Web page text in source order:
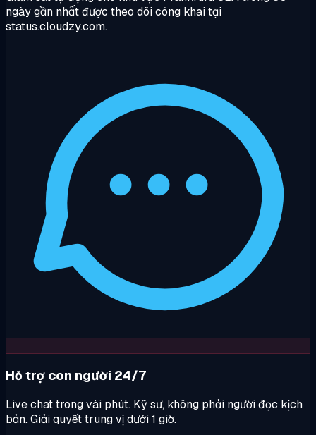
ngày gần nhất được theo dõi công khai tại
status.cloudzy.com.
Hỗ trợ con người 24/7
Live chat trong vài phút. Kỹ sư, không phải người đọc kịch
bản. Giải quyết trung vị dưới 1 giờ.